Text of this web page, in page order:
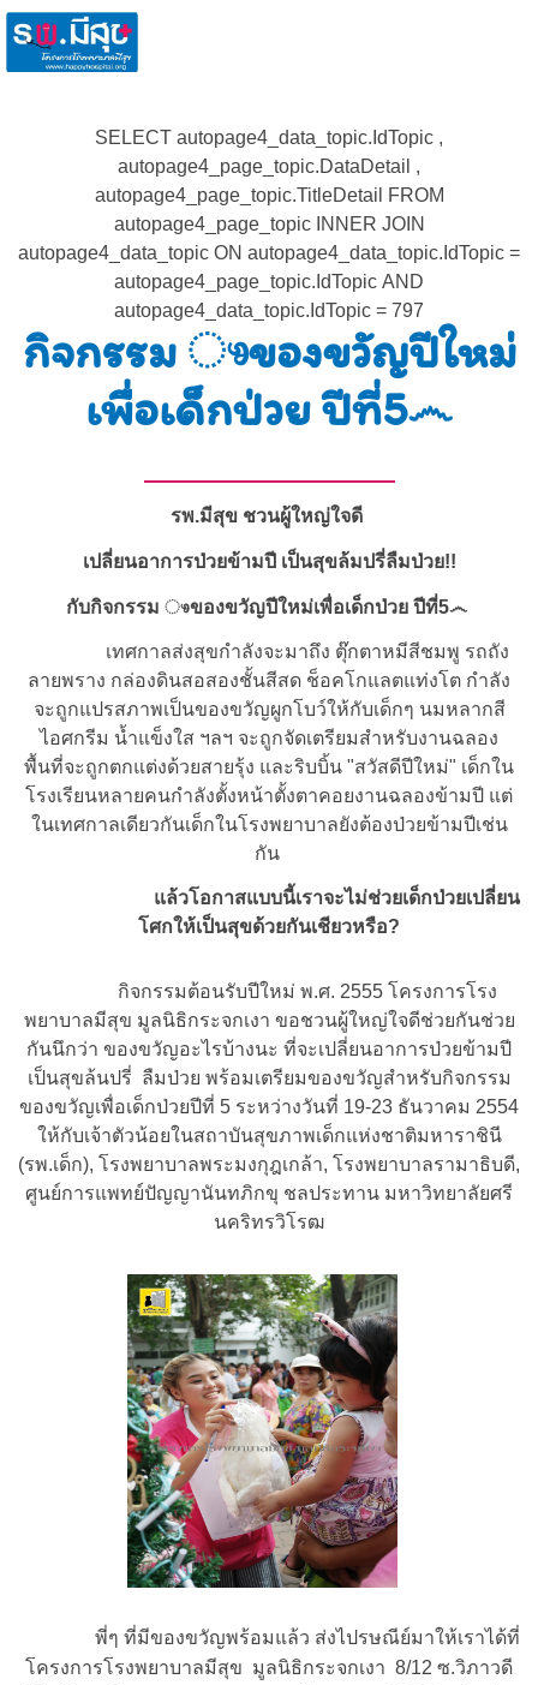
SELECT autopage4_data_topic.IdTopic ,
autopage4_page_topic.DataDetail ,
autopage4_page_topic.TitleDetail FROM
autopage4_page_topic INNER JOIN
autopage4_data_topic ON autopage4_data_topic.IdTopic =
autopage4_page_topic.IdTopic AND
autopage4_data_topic.IdTopic = 797
กิจกรรม ෳของขวัญปีใหม่
เพื่อเด็กป่วย ปีที่5෴
รพ.มีสุข ชวนผู้ใหญ่ใจดี
เปลี่ยนอาการป่วยข้ามปี เป็นสุขล้มปรี่ลืมป่วย!!
กับกิจกรรม ෳของขวัญปีใหม่เพื่อเด็กป่วย ปีที่5෴
เทศกาลส่งสุขกำลังจะมาถึง ตุ๊กตาหมีสีชมพู รถถัง
ลายพราง กล่องดินสอสองชั้นสีสด ช็อคโกแลตแท่งโต กำลัง
จะถูกแปรสภาพเป็นของขวัญผูกโบว์ให้กับเด็กๆ นมหลากสี
ไอศกรีม น้ำแข็งใส ฯลฯ จะถูกจัดเตรียมสำหรับงานฉลอง
พื้นที่จะถูกตกแต่งด้วยสายรุ้ง และริบบิ้น "สวัสดีปีใหม่" เด็กใน
โรงเรียนหลายคนกำลังตั้งหน้าตั้งตาคอยงานฉลองข้ามปี แต่
ในเทศกาลเดียวกันเด็กในโรงพยาบาลยังต้องป่วยข้ามปีเช่น
กัน
แล้วโอกาสแบบนี้เราจะไม่ช่วยเด็กป่วยเปลี่ยน
โศกให้เป็นสุขด้วยกันเชียวหรือ?
กิจกรรมต้อนรับปีใหม่ พ.ศ. 2555 โครงการโรง
พยาบาลมีสุข มูลนิธิกระจกเงา ขอชวนผู้ใหญ่ใจดีช่วยกันช่วย
กันนึกว่า ของขวัญอะไรบ้างนะ ที่จะเปลี่ยนอาการป่วยข้ามปี
เป็นสุขล้นปรี่ ลืมป่วย พร้อมเตรียมของขวัญสำหรับกิจกรรม
ของขวัญเพื่อเด็กป่วยปีที่ 5 ระหว่างวันที่ 19-23 ธันวาคม 2554
ให้กับเจ้าตัวน้อยในสถาบันสุขภาพเด็กแห่งชาติมหาราชินี
(รพ.เด็ก), โรงพยาบาลพระมงกุฎเกล้า, โรงพยาบาลรามาธิบดี,
ศูนย์การแพทย์ปัญญานันทภิกขุ ชลประทาน มหาวิทยาลัยศรี
นคริทรวิโรฒ
พี่ๆ ที่มีของขวัญพร้อมแล้ว ส่งไปรษณีย์มาให้เราได้ที่
โครงการโรงพยาบาลมีสุข มูลนิธิกระจกเงา 8/12 ซ.วิภาวดี